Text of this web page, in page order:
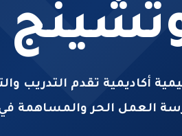
أكاديمية تقدم التدريب
العمل الحر والمساهمة